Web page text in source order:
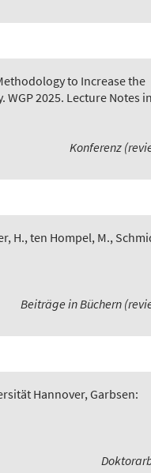
to Increase the
2025. Lecture Notes in
Konferenz
H., ten Hompel, M.,
Beiträge in Büchern
Hannover, Garbsen: